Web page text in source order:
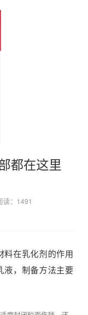
都在这里
读：1491
在乳化剂的作用
液，制备方法主要